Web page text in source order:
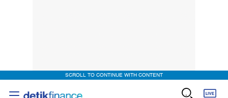
SCROLL TO CONTINUE WITH CONTENT